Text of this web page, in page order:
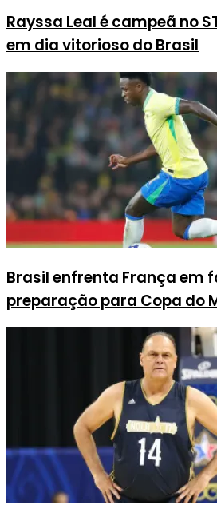
Rayssa Leal é campeã no
em dia vitorioso do Brasil
Brasil enfrenta França em
preparação para Copa do